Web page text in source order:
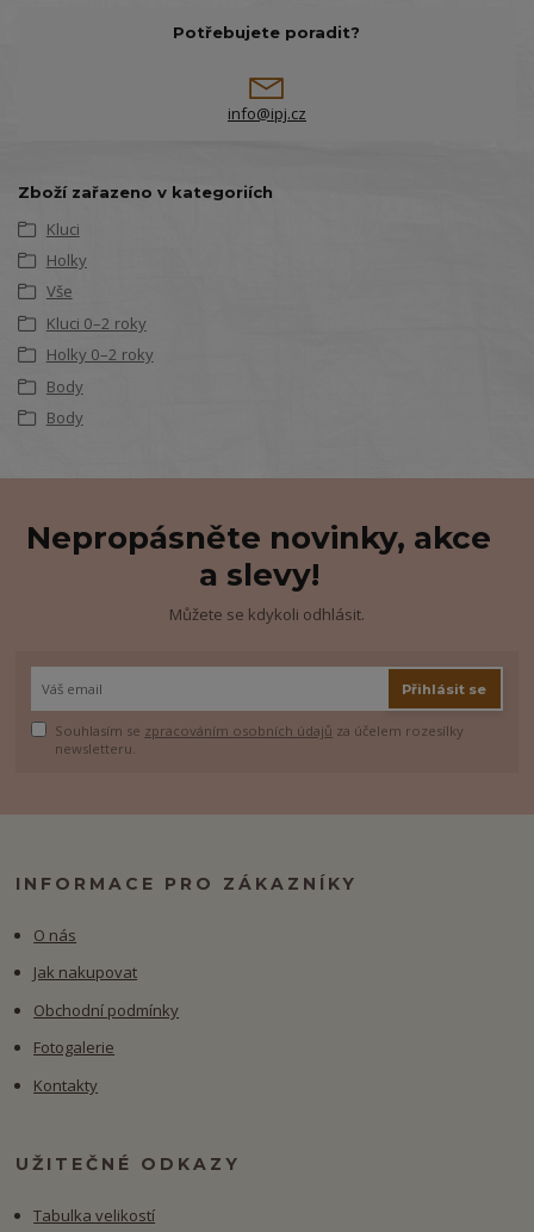
Potřebujete poradit?
info@ipj.cz
Zboží zařazeno v kategoriích
Kluci
Holky
Vše
Kluci 0–2 roky
Holky 0–2 roky
Body
Body
Nepropásněte novinky, akce
a slevy!
Můžete se kdykoli odhlásit.
Přihlásit se
Souhlasím se zpracováním osobních údajů za účelem rozesílky
newsletteru.
INFORMACE PRO ZÁKAZNÍKY
O nás
Jak nakupovat
Obchodní podmínky
Fotogalerie
Kontakty
UŽITEČNÉ ODKAZY
Tabulka velikostí